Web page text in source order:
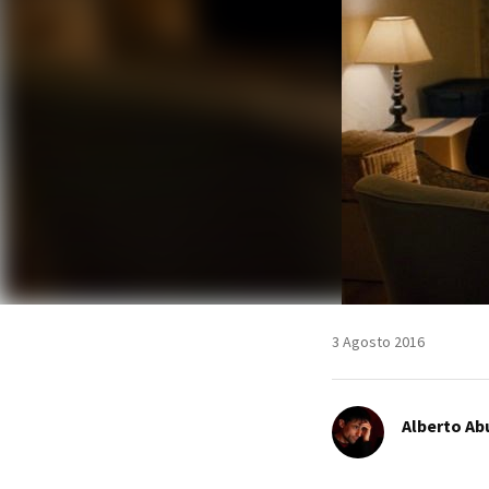
3 Agosto 2016
Alberto